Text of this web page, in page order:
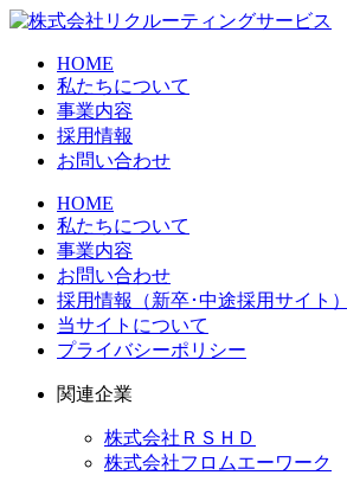
HOME
私たちについて
事業内容
採用情報
お問い合わせ
HOME
私たちについて
事業内容
お問い合わせ
採用情報（新卒･中途採用サイト）
当サイトについて
プライバシーポリシー
関連企業
株式会社ＲＳＨＤ
株式会社フロムエーワーク